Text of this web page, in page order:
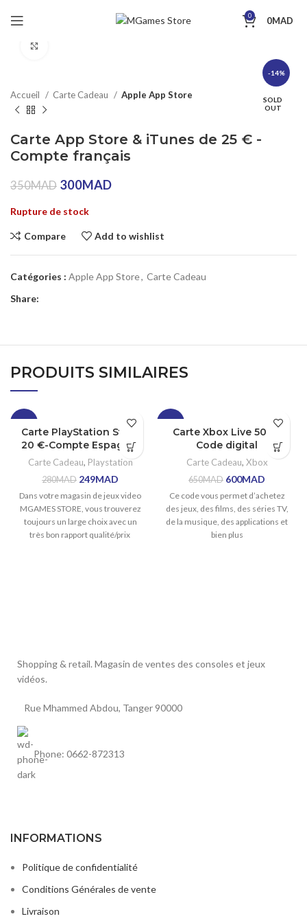
0 0MAD
-14%
SOLD
OUT
Accueil Carte Cadeau Apple App Store
Carte App Store & iTunes de 25 € -
Compte français
350MAD 300MAD
Rupture de stock
Compare Add to wishlist
Catégories : Apple App Store, Carte Cadeau
Share:
PRODUITS SIMILAIRES
Carte PlayStation Store
20 €-Compte Espagnol
Carte Cadeau, Playstation
280MAD 249MAD
Dans votre magasin de jeux video
MGAMES STORE, vous trouverez
toujours un large choix avec un
très bon rapport qualité/prix
Carte Xbox Live 50€ –
Code digital
Carte Cadeau, Xbox
650MAD 600MAD
Ce code vous permet d’achetez
des jeux, des films, des séries TV,
de la musique, des applications et
bien plus
Shopping & retail. Magasin de ventes des consoles et jeux
vidéos.
Rue Mhammed Abdou, Tanger 90000
Phone: 0662-872313
INFORMATIONS
Politique de confidentialité
Conditions Générales de vente
Livraison